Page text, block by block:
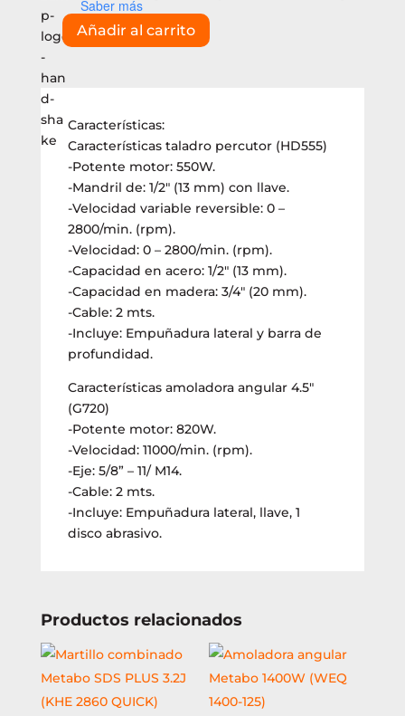
Saber más
Combo
(HG7255):
Amoladora
angular
(G720)
+
Taladro
percutor
(HD555)
cantidad
Añadir al carrito
Características:
Características taladro percutor (HD555)
-Potente motor: 550W.
-Mandril de: 1/2″ (13 mm) con llave.
-Velocidad variable reversible: 0 –
2800/min. (rpm).
-Velocidad: 0 – 2800/min. (rpm).
-Capacidad en acero: 1/2″ (13 mm).
-Capacidad en madera: 3/4″ (20 mm).
-Cable: 2 mts.
-Incluye: Empuñadura lateral y barra de
profundidad.
Características amoladora angular 4.5″
(G720)
-Potente motor: 820W.
-Velocidad: 11000/min. (rpm).
-Eje: 5/8” – 11/ M14.
-Cable: 2 mts.
-Incluye: Empuñadura lateral, llave, 1
disco abrasivo.
Productos relacionados